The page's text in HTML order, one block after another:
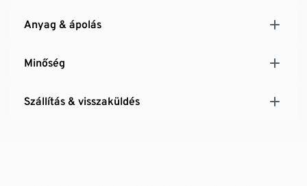
Anyag & ápolás
Minőség
Szállítás & visszaküldés